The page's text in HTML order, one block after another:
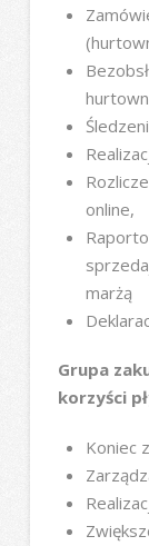
online,
marżą
Grupa
korzyści
Koniec